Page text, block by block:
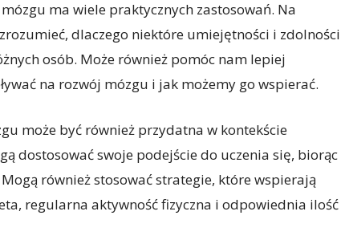
ma wiele praktycznych zastosowań. Na
dlaczego niektóre umiejętności i zdolności
osób. Może również pomóc nam lepiej
na rozwój mózgu i jak możemy go wspierać.
może być również przydatna w kontekście
dostosować swoje podejście do uczenia się, biorąc
również stosować strategie, które wspierają
regularna aktywność fizyczna i odpowiednia ilość